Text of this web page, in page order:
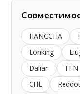
HANGCHA
Lonking
Dalian
TFN
CHL
Reddot